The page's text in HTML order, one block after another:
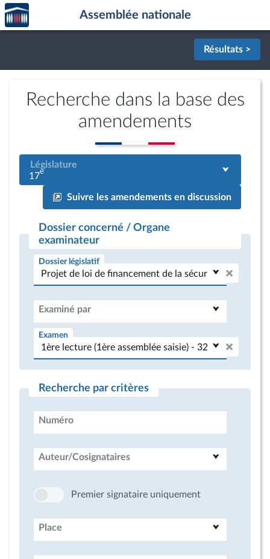
Aller au contenu
Aller en bas de la page
Accèder
à la
page
Assemblée nationale
Résultats >
Recherche dans la base des
amendements
Législature
17e
Suivre les amendements en discussion
Dossier concerné / Organe
examinateur
Dossier législatif
Examiné par
Examen
Recherche par critères
Numéro
Auteur/Cosignataires
Premier signataire uniquement
Place